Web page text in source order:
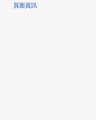
頁面資訊